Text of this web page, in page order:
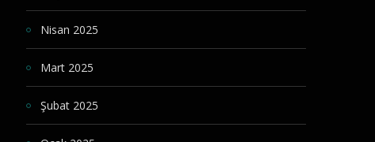
Nisan 2025
Mart 2025
Şubat 2025